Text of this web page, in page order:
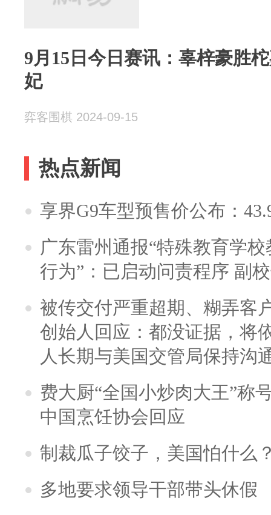
9月15日今日赛讯：辜梓豪胜
妃
弈客围棋 2024-09-15
热点新闻
享界G9车型预售价公布：
广东雷州通报“特殊教育学
行为”：已启动问责程序 副
被传交付严重超期、糊弄客
创始人回应：都没证据，将
人长期与美国交管局保持沟
费大厨“全国小炒肉大王”称
中国烹饪协会回应
制裁瓜子饺子，美国怕什么
多地要求领导干部带头休假